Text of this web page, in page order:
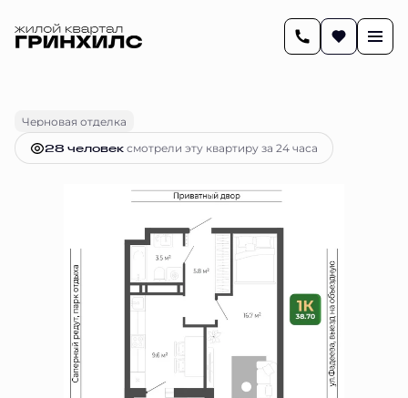
1-комнатная 38.7 м 7 423 837 руб.
Черновая отделка
28 человексмотрели эту квартиру за 24 часа